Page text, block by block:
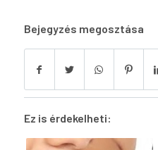
Bejegyzés megosztása
Ez is érdekelheti: